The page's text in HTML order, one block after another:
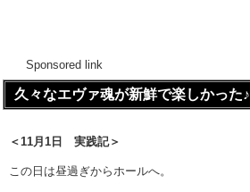
Sponsored link
久々なエヴァ魂が新鮮で楽しかった♪
＜11月1日 実践記＞
この日は昼過ぎからホールへ。